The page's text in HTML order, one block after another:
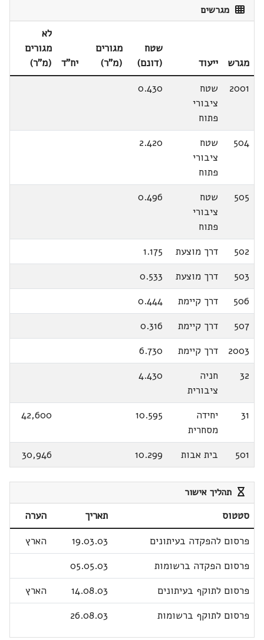
מגרשים
מגרש ייעוד
שטח
(דונם)
מגורים
(מ"ר)
יח"ד
לא
מגורים
(מ"ר)
2001
שטח
ציבורי
פתוח
0.430
504
שטח
ציבורי
פתוח
2.420
505
שטח
ציבורי
פתוח
0.496
502 דרך מוצעת
1.175
503
דרך מוצעת
0.533
506
דרך קיימת
0.444
507
דרך קיימת
0.316
2003
דרך קיימת
6.730
32
חניה
ציבורית
4.430
31
יחידה
מסחרית
10.595
42,600
501 בית אבות 10.299
30,946
תהליך אישור
סטטוס תאריך
הערה
פרסום להפקדה בעיתונים
19.03.03
הארץ
פרסום הפקדה ברשומות
05.05.03
פרסום לתוקף בעיתונים
14.08.03
הארץ
פרסום לתוקף ברשומות
26.08.03